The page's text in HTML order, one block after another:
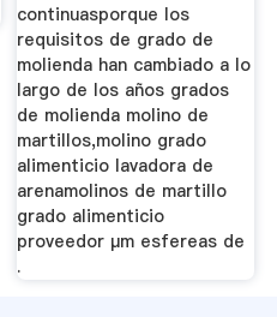
continuasporque los
requisitos de grado de
molienda han cambiado a lo
largo de los años grados
de molienda molino de
martillos,molino grado
alimenticio lavadora de
arenamolinos de martillo
grado alimenticio
proveedor μm esfereas de
.